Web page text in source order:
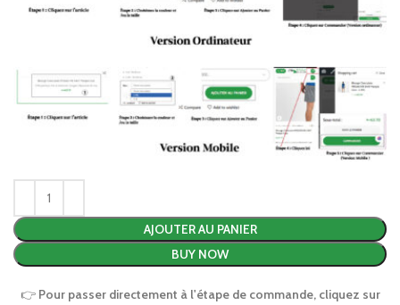
AJOUTER AU PANIER
BUY NOW
👉 Pour passer directement à l'étape de commande, cliquez sur